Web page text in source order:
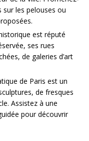
sur les pelouses ou
est réputé
ses rues
de galeries d’art
de Paris est un
de fresques
Assistez à une
pour découvrir